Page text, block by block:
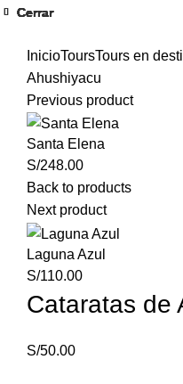
InicioToursTours en
Ahushiyacu
Previous product
Santa Elena
S/248.00
Back to products
Next product
Laguna Azul
S/110.00
Cataratas de
S/50.00
Cerrar
Cerrar
Cerrar
Cerrar
Cerrar
Cerrar
Cerrar
Cerrar